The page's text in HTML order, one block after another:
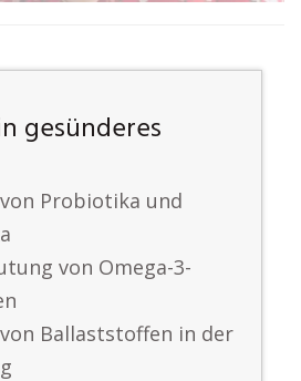
gesünderes
Probiotika und
von Omega-3-
Ballaststoffen in der